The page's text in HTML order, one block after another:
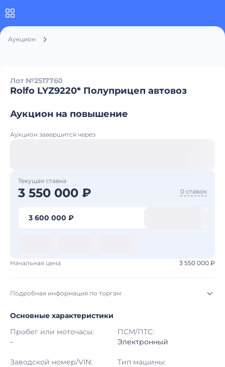
Аукцион
Лот №2517760
Rolfo LYZ9220* Полуприцеп автовоз
Аукцион на повышение
Аукцион завершится через
Текущая ставка
3 550 000 ₽ 0 ставок
3 600 000 ₽
Начальная цена 3 550 000 ₽
Подробная информация по торгам
Начало торгов: 08.08.2026, 01:32 МСК
15.08.2026, 02:32 МСК
Тип аукциона: Открытые торги
Основные характеристики
Пробег или моточасы:
-
ПСМ/ПТС:
Электронный
Заводской номер/VIN:
Тип машины: